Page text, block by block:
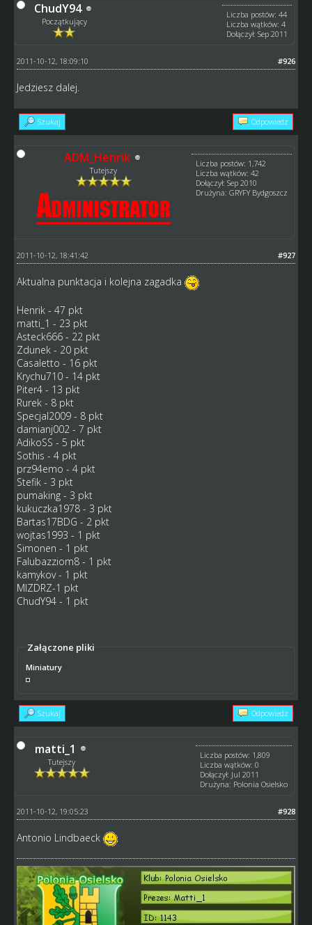
ChudY94
Początkujący
Liczba postów: 44
Liczba wątków: 4
Dołączył: Sep 2011
#926
2011-10-12, 18:09:10
Jedziesz dalej.
Szukaj Odpowiedz
ADM_Henrik
Tutejszy
Liczba postów: 1,742
Liczba wątków: 42
Dołączył: Sep 2010
Drużyna: GRYFY Bydgoszcz
#927
2011-10-12, 18:41:42
Aktualna punktacja i kolejna zagadka
Henrik - 47 pkt
matti_1 - 23 pkt
Asteck666 - 22 pkt
Zdunek - 20 pkt
Casaletto - 16 pkt
Krychu710 - 14 pkt
Piter4 - 13 pkt
Rurek - 8 pkt
Specjal2009 - 8 pkt
damianj002 - 7 pkt
AdikoSS - 5 pkt
Sothis - 4 pkt
prz94emo - 4 pkt
Stefik - 3 pkt
pumaking - 3 pkt
kukuczka1978 - 3 pkt
Bartas17BDG - 2 pkt
wojtas1993 - 1 pkt
Simonen - 1 pkt
Falubazziom8 - 1 pkt
kamykov - 1 pkt
MIZDRZ-1 pkt
ChudY94 - 1 pkt
Załączone pliki
Miniatury
Szukaj Odpowiedz
matti_1
Tutejszy
Liczba postów: 1,809
Liczba wątków: 0
Dołączył: Jul 2011
Drużyna: Polonia Osielsko
#928
2011-10-12, 19:05:23
Antonio Lindbaeck